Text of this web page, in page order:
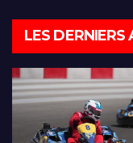
LES DERNIERS